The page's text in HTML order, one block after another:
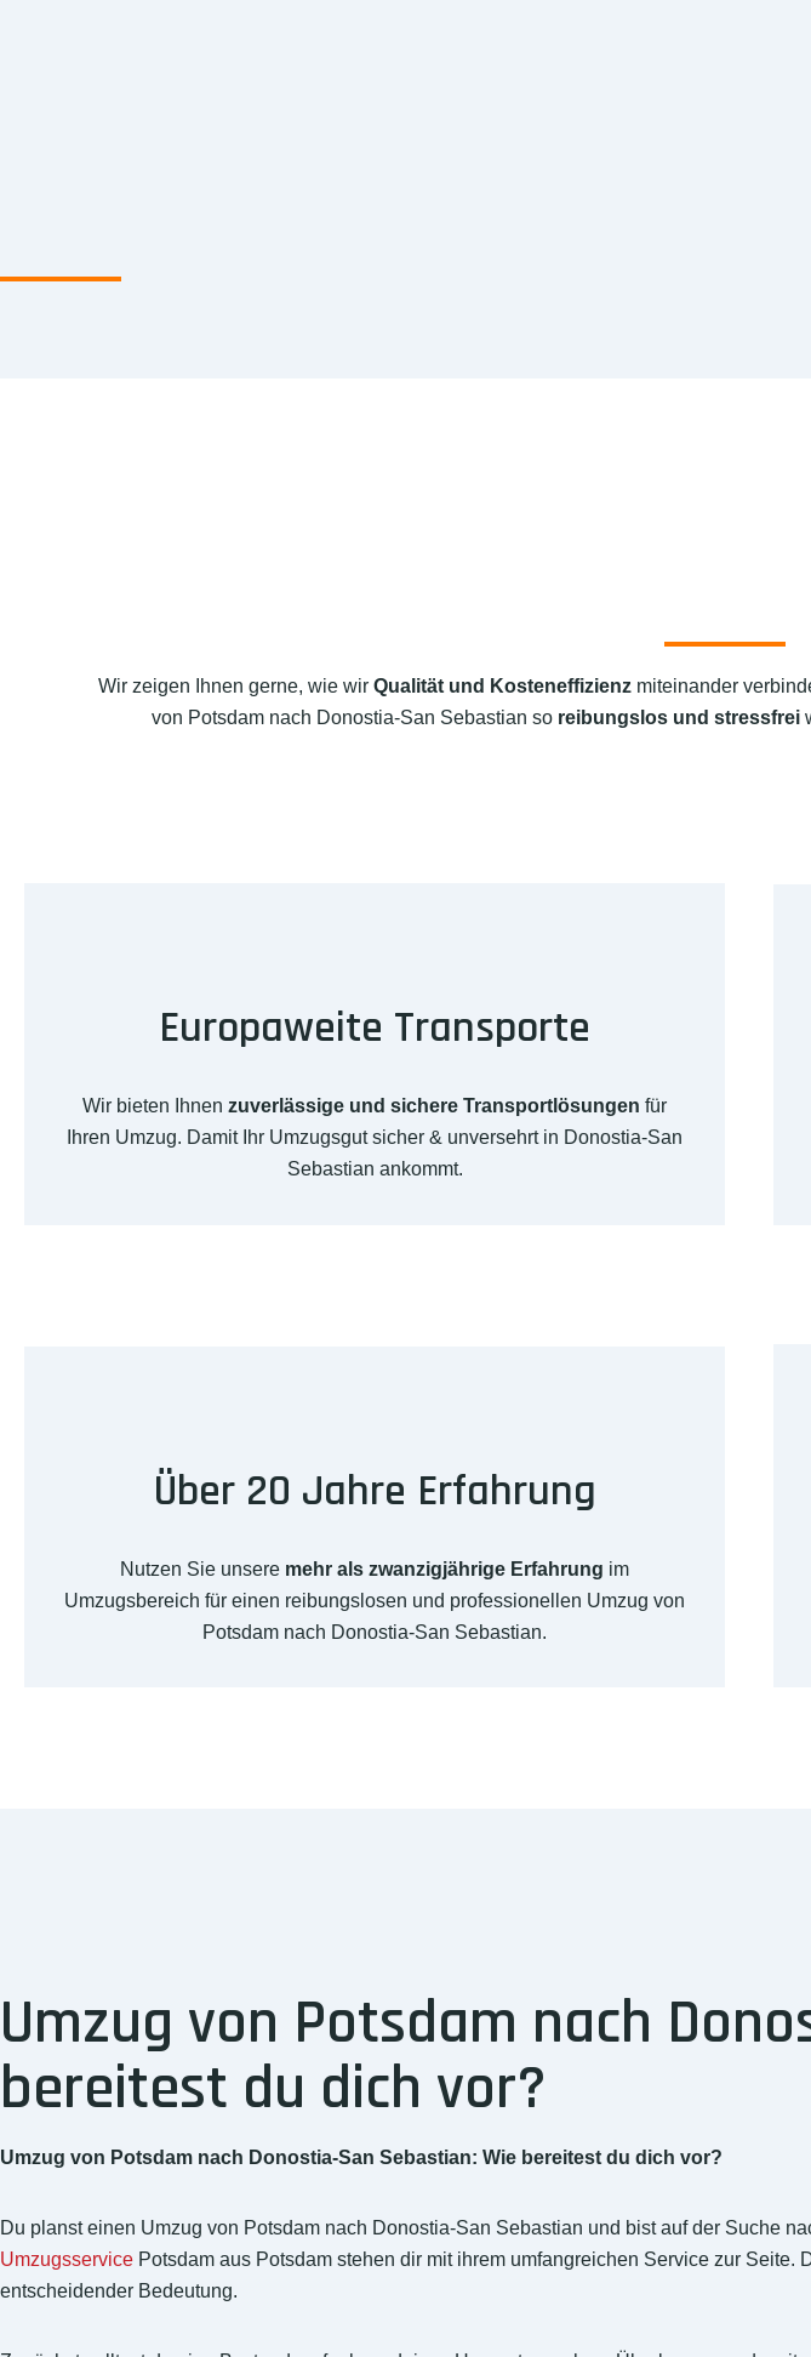
Wir zeigen Ihnen gerne, wie wir Qualität und Kosteneffizienzmiteinander
von Potsdam nach Donostia-San Sebastian so reibungslos und stressfrei
Europaweite Transporte
Wir bieten Ihnen zuverlässige und sichere Transportlösungen für
Ihren Umzug. Damit Ihr Umzugsgut sicher & unversehrt in Donostia-San
Sebastian ankommt.
Über 20 Jahre Erfahrung
Nutzen Sie unsere mehr als zwanzigjährige Erfahrung im
Umzugsbereich für einen reibungslosen und professionellen Umzug von
Potsdam nach Donostia-San Sebastian.
Umzug von Potsdam nach
bereitest du dich vor?
Umzug von Potsdam nach Donostia-San Sebastian: Wie bereitest du dich vor?
Du planst einen Umzug von Potsdam nach Donostia-San Sebastian und bist auf der Suche
Umzugsservice Potsdam aus Potsdam stehen dir mit ihrem umfangreichen Service zur
entscheidender Bedeutung.